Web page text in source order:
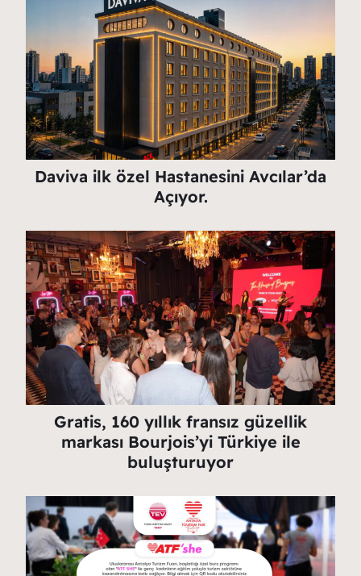
Daviva ilk özel Hastanesini Avcılar’da
Açıyor.
Gratis, 160 yıllık fransız güzellik
markası Bourjois’yi Türkiye ile
buluşturuyor